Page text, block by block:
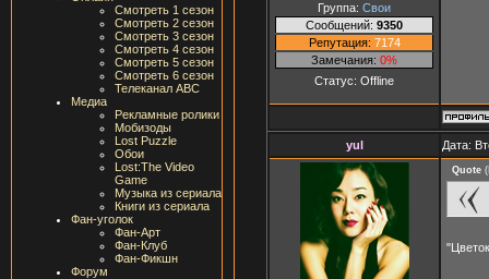
Смотреть 1 сезон
Смотреть 2 сезон
Смотреть 3 сезон
Смотреть 4 сезон
Смотреть 5 сезон
Смотреть 6 сезон
Телеканал ABC
Медиа
Рекламные ролики
Мобизоды
Lost Puzzle
Обои
Lost:The Video
Game
Музыка из сериала
Книги из сериала
Фан-уголок
Фан-Арт
Фан-Клуб
Фан-Фикшн
Форум
Группа: Свои
Сообщений: 9350
Репутация: 7174
Замечания: 0%
Статус: Offline
yul Дата:
Quote (